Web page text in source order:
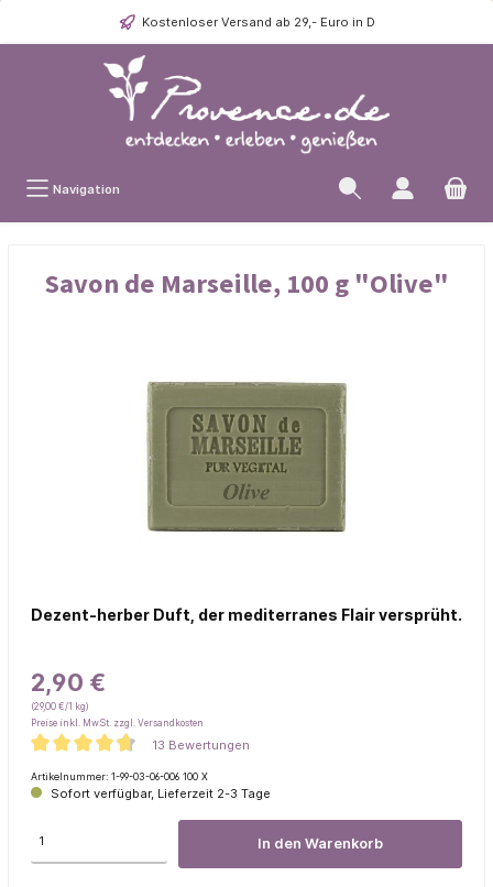
Kostenloser Versand ab 29,- Euro in D
Navigation
Savon de Marseille, 100 g "Olive"
Dezent-herber Duft, der mediterranes Flair versprüht.
2,90 €
(29,00 €/1 kg)
Preise inkl. MwSt. zzgl. Versandkosten
13 Bewertungen
Artikelnummer: 1-99-03-06-006 100 X
Sofort verfügbar, Lieferzeit 2-3 Tage
In den Warenkorb